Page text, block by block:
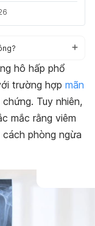
hô hấp phổ
trường hợp mãn
Tuy nhiên,
mắc rằng viêm
phòng ngừa